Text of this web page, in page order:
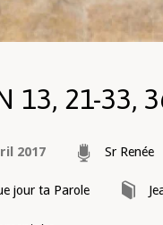
13, 21-33,
2017 Sr Renée
jour ta Parole